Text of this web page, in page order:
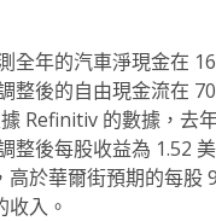
全年的汽車淨現金在
整後的自由現金流在
Refinitiv 的數據，去
整後每股收益為 1.52
高於華爾街預期的每股
收入。